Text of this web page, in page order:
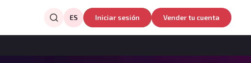
ES Iniciar sesión Vender tu cuenta